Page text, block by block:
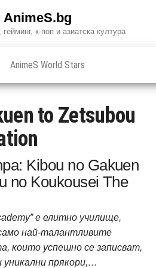
AnimeS.bg
к-поп и азиатска култура
AnimeS World Stars
to Zetsubou
Kibou no Gakuen
no Koukousei The
е елитно училище,
най-талантливите
които успешно се записват,
уникални прякори,…